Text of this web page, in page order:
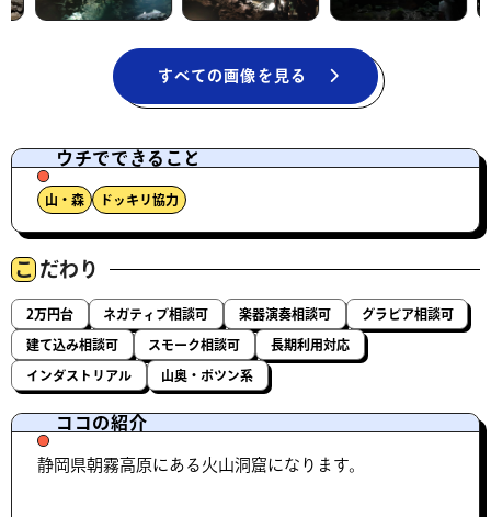
すべての画像を見る
ウチでできること
山・森 ドッキリ協力
こ だわり
2万円台 ネガティブ相談可 楽器演奏相談可 グラビア相談可
建て込み相談可 スモーク相談可 長期利用対応
インダストリアル 山奥・ポツン系
ココの紹介
静岡県朝霧高原にある火山洞窟になります。